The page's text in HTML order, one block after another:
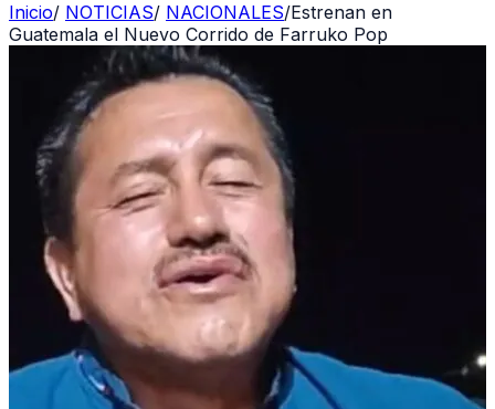
Inicio/ NOTICIAS/ NACIONALES/Estrenan en
Guatemala el Nuevo Corrido de Farruko Pop